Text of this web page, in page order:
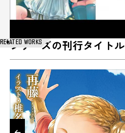
RELATED WORKS
シリーズの刊行タイトル